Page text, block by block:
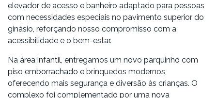
elevador de acesso e banheiro adaptado para pessoas
com necessidades especiais no pavimento superior do
ginásio, reforçando nosso compromisso com a
acessibilidade e o bem-estar.
Na área infantil, entregamos um novo parquinho com
piso emborrachado e brinquedos modernos,
oferecendo mais segurança e diversão às crianças. O
complexo foi complementado por uma nova